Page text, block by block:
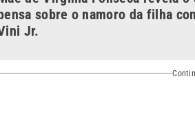
Polícia Política